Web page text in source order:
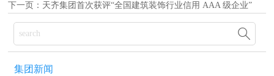
下一页： 天齐集团首次获评“全国建筑装饰行业信用 AAA 级企业”

集团新闻